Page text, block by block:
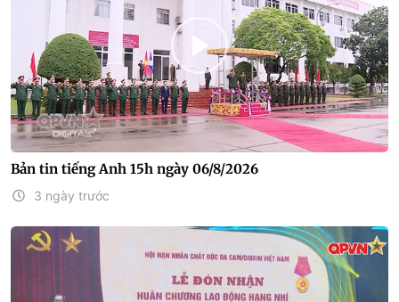
Bản tin tiếng Anh 15h ngày 06/8/2026
3 ngày trước